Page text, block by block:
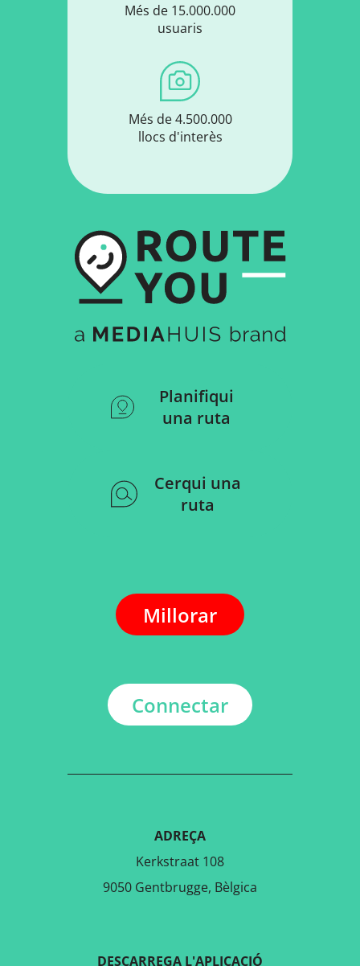
Més de 15.000.000
usuaris
Més de 4.500.000
llocs d'interès
Planifiqui
una ruta
Cerqui una
ruta
Millorar
Connectar
ADREÇA
Kerkstraat 108
9050 Gentbrugge, Bèlgica
DESCARREGA L'APLICACIÓ